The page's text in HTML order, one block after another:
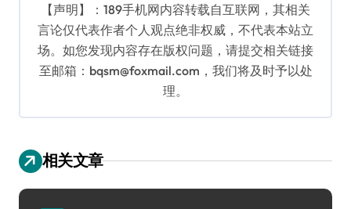
【声明】：189手机网内容转载自互联网，其相关
言论仅代表作者个人观点绝非权威，不代表本站立
场。如您发现内容存在版权问题，请提交相关链接
至邮箱：bqsm@foxmail.com，我们将及时予以处
理。
相关文章